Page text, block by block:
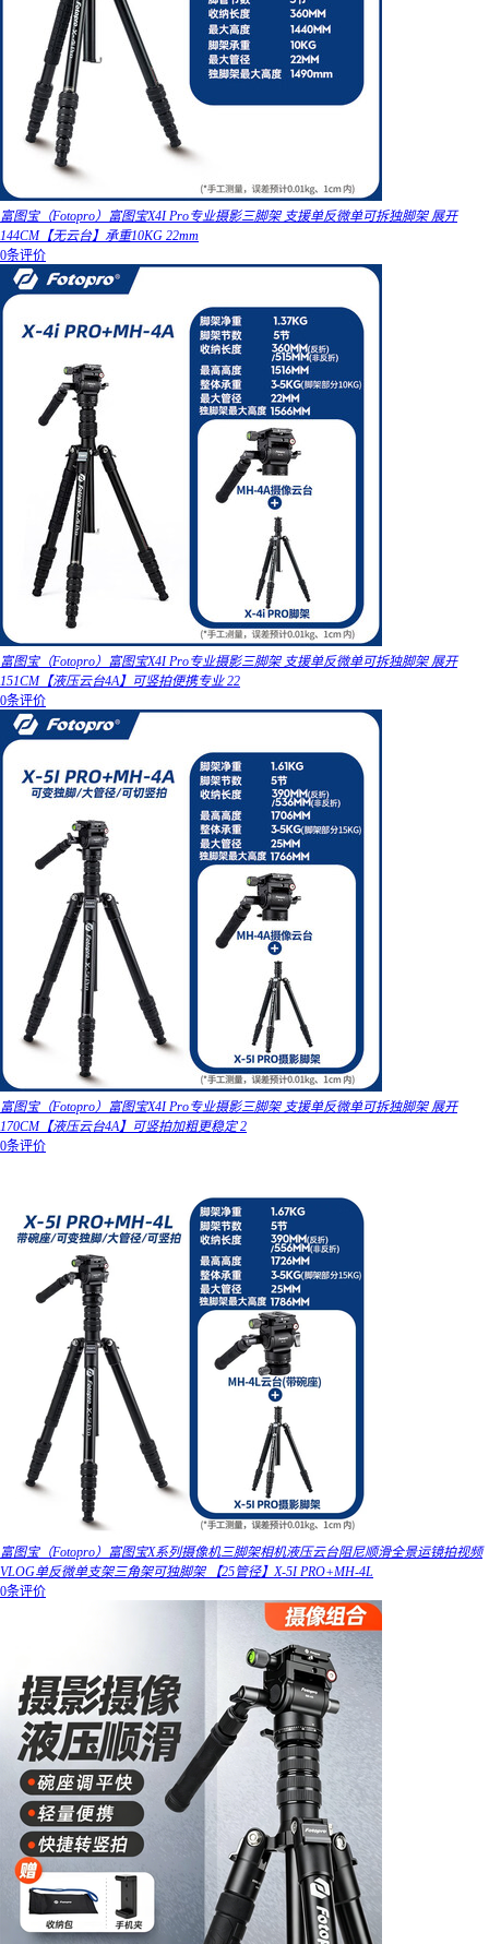
富图宝（Fotopro）富图宝X4I Pro专业摄影三脚架 支援单反微单可拆独脚架 展开
144CM【无云台】承重10KG 22mm
0条评价
富图宝（Fotopro）富图宝X4I Pro专业摄影三脚架 支援单反微单可拆独脚架 展开
151CM【液压云台4A】可竖拍便携专业 22
0条评价
富图宝（Fotopro）富图宝X4I Pro专业摄影三脚架 支援单反微单可拆独脚架 展开
170CM【液压云台4A】可竖拍加粗更稳定 2
0条评价
富图宝（Fotopro）富图宝X系列摄像机三脚架相机液压云台阻尼顺滑全景运镜拍视频
VLOG单反微单支架三角架可独脚架 【25管径】X-5I PRO+MH-4L
0条评价